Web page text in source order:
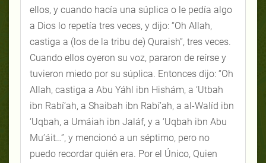
ellos, y cuando hacía una súplica o le pedía algo
a Dios lo repetía tres veces, y dijo: “Oh Allah,
castiga a (los de la tribu de) Quraish”, tres veces.
Cuando ellos oyeron su voz, pararon de reírse y
tuvieron miedo por su súplica. Entonces dijo: “Oh
Allah, castiga a Abu Yáhl ibn Hishám, a ‘Utbah
ibn Rabí’ah, a Shaibah ibn Rabí’ah, a al-Walíd ibn
‘Uqbah, a Umáiah ibn Jaláf, y a ‘Uqbah ibn Abu
Mu’áit…”, y mencionó a un séptimo, pero no
puedo recordar quién era. Por el Único, Quien